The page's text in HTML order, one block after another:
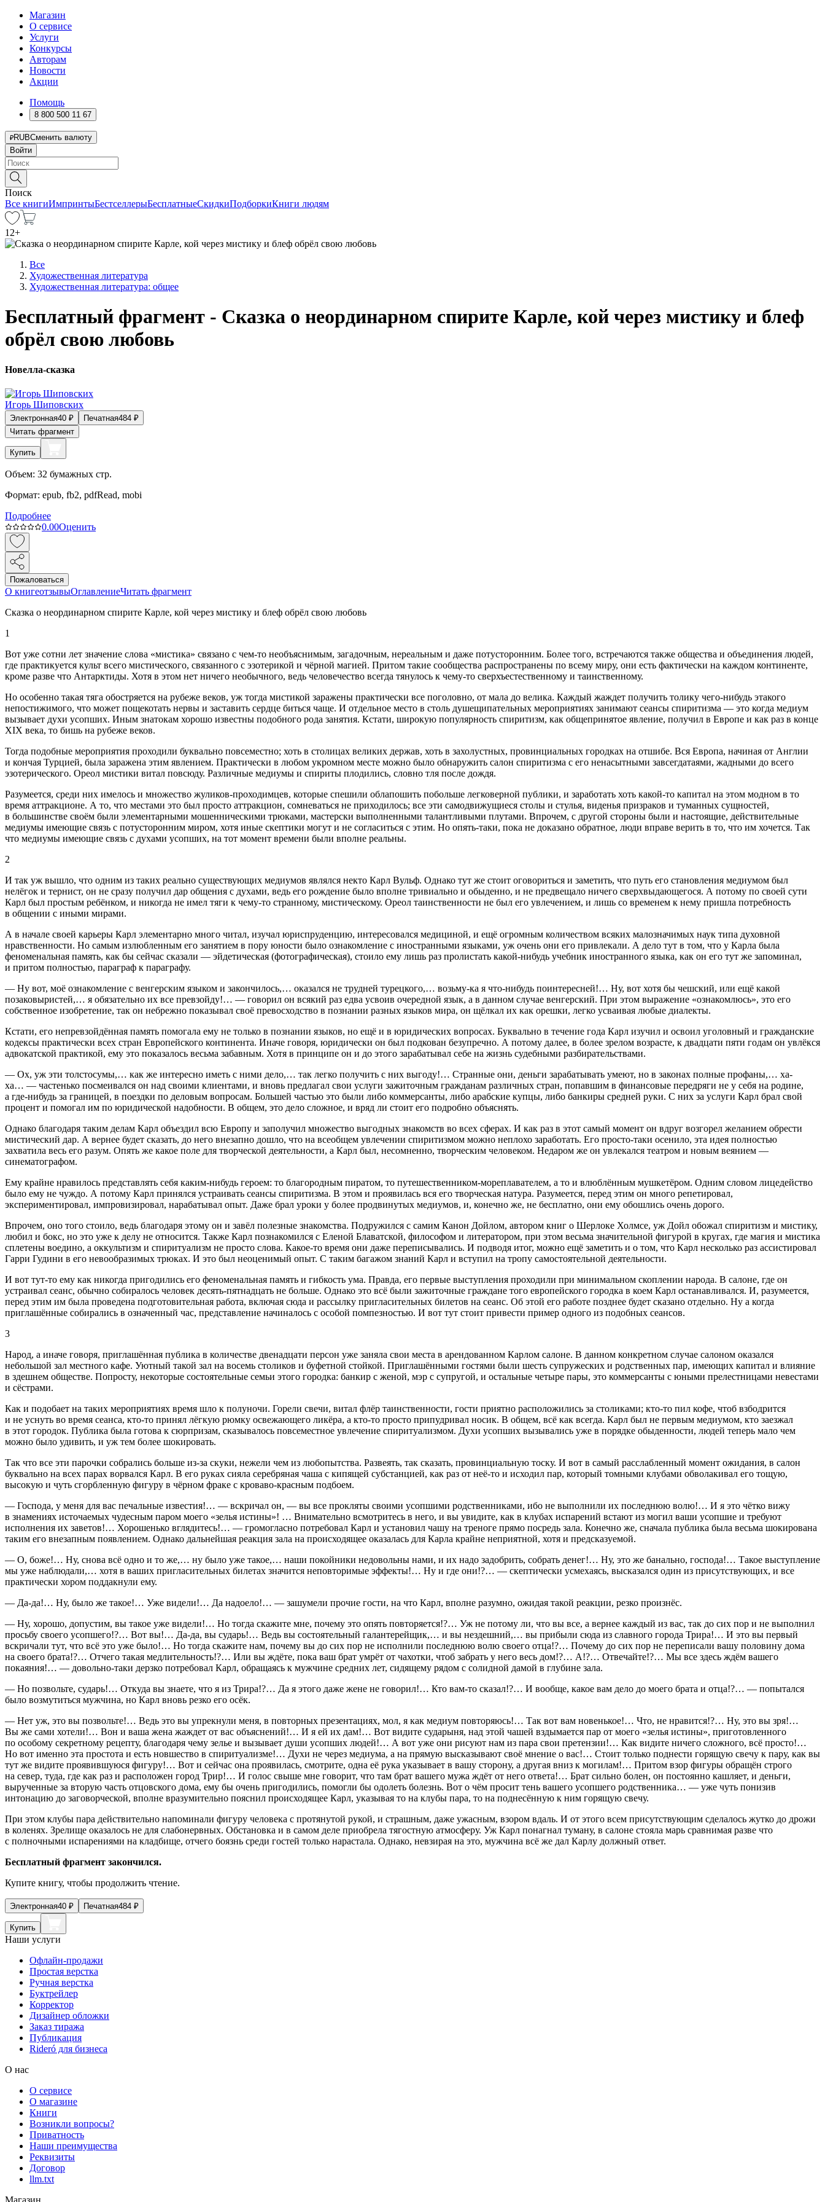
Магазин
О сервисе
Услуги
Конкурсы
Авторам
Новости
Акции
Помощь
8 800 500 11 67
RUBСменить валюту
Войти
Поиск
Все книгиИмпринтыБестселлерыБесплатныеСкидкиПодборкиКниги людям
12+
Все
Художественная литература
Художественная литература: общее
Бесплатный фрагмент - Сказка о неординарном спирите Карле, кой через мистику и блеф
обрёл свою любовь
Новелла-сказка
Игорь Шиповских
Электронная40 ₽ Печатная484 ₽
Читать фрагмент
Купить
Объем: 32 бумажных стр.
Формат: epub, fb2, pdfRead, mobi
Подробнее
0.00Оценить
Пожаловаться
О книгеотзывыОглавлениеЧитать фрагмент
Сказка о неординарном спирите Карле, кой через мистику и блеф обрёл свою любовь
1
Вот уже сотни лет значение слова «мистика» связано с чем-то необъяснимым, загадочным, нереальным и даже потусторонним. Более того, встречаются также общества и объединения людей,
где практикуется культ всего мистического, связанного с эзотерикой и чёрной магией. Притом такие сообщества распространены по всему миру, они есть фактически на каждом континенте,
кроме разве что Антарктиды. Хотя в этом нет ничего необычного, ведь человечество всегда тянулось к чему-то сверхъестественному и таинственному.
Но особенно такая тяга обостряется на рубеже веков, уж тогда мистикой заражены практически все поголовно, от мала до велика. Каждый жаждет получить толику чего-нибудь этакого
непостижимого, что может пощекотать нервы и заставить сердце биться чаще. И отдельное место в столь душещипательных мероприятиях занимают сеансы спиритизма — это когда медиум
вызывает духи усопших. Иным знатокам хорошо известны подобного рода занятия. Кстати, широкую популярность спиритизм, как общепринятое явление, получил в Европе и как раз в конце
XIX века, то бишь на рубеже веков.
Тогда подобные мероприятия проходили буквально повсеместно; хоть в столицах великих держав, хоть в захолустных, провинциальных городках на отшибе. Вся Европа, начиная от Англии
и кончая Турцией, была заражена этим явлением. Практически в любом укромном месте можно было обнаружить салон спиритизма с его ненасытными завсегдатаями, жадными до всего
эзотерического. Ореол мистики витал повсюду. Различные медиумы и спириты плодились, словно тля после дождя.
Разумеется, среди них имелось и множество жуликов-проходимцев, которые спешили облапошить побольше легковерной публики, и заработать хоть какой-то капитал на этом модном в то
время аттракционе. А то, что местами это был просто аттракцион, сомневаться не приходилось; все эти самодвижущиеся столы и стулья, виденья призраков и туманных сущностей,
в большинстве своём были элементарными мошенническими трюками, мастерски выполненными талантливыми плутами. Впрочем, с другой стороны были и настоящие, действительные
медиумы имеющие связь с потусторонним миром, хотя иные скептики могут и не согласиться с этим. Но опять-таки, пока не доказано обратное, люди вправе верить в то, что им хочется. Так
что медиумы имеющие связь с духами усопших, на тот момент времени были вполне реальны.
2
И так уж вышло, что одним из таких реально существующих медиумов являлся некто Карл Вульф. Однако тут же стоит оговориться и заметить, что путь его становления медиумом был
нелёгок и тернист, он не сразу получил дар общения с духами, ведь его рождение было вполне тривиально и обыденно, и не предвещало ничего сверхвыдающегося. А потому по своей сути
Карл был простым ребёнком, и никогда не имел тяги к чему-то странному, мистическому. Ореол таинственности не был его увлечением, и лишь со временем к нему пришла потребность
в общении с иными мирами.
А в начале своей карьеры Карл элементарно много читал, изучал юриспруденцию, интересовался медициной, и ещё огромным количеством всяких малозначимых наук типа духовной
нравственности. Но самым излюбленным его занятием в пору юности было ознакомление с иностранными языками, уж очень они его привлекали. А дело тут в том, что у Карла была
феноменальная память, как бы сейчас сказали — эйдетическая (фотографическая), стоило ему лишь раз пролистать какой-нибудь учебник иностранного языка, как он его тут же запоминал,
и притом полностью, параграф к параграфу.
— Ну вот, моё ознакомление с венгерским языком и закончилось,… оказался не трудней турецкого,… возьму-ка я что-нибудь поинтересней!… Ну, вот хотя бы чешский, или ещё какой
позаковыристей,… я обязательно их все превзойду!… — говорил он всякий раз едва усвоив очередной язык, а в данном случае венгерский. При этом выражение «ознакомлюсь», это его
собственное изобретение, так он небрежно показывал своё превосходство в познании разных языков мира, он щёлкал их как орешки, легко усваивая любые диалекты.
Кстати, его непревзойдённая память помогала ему не только в познании языков, но ещё и в юридических вопросах. Буквально в течение года Карл изучил и освоил уголовный и гражданские
кодексы практически всех стран Европейского континента. Иначе говоря, юридически он был подкован безупречно. А потому далее, в более зрелом возрасте, к двадцати пяти годам он увлёкся
адвокатской практикой, ему это показалось весьма забавным. Хотя в принципе он и до этого зарабатывал себе на жизнь судебными разбирательствами.
— Ох, уж эти толстосумы,… как же интересно иметь с ними дело,… так легко получить с них выгоду!… Странные они, деньги зарабатывать умеют, но в законах полные профаны,… ха-
ха… — частенько посмеивался он над своими клиентами, и вновь предлагал свои услуги зажиточным гражданам различных стран, попавшим в финансовые передряги не у себя на родине,
а где-нибудь за границей, в поездки по деловым вопросам. Большей частью это были либо коммерсанты, либо арабские купцы, либо банкиры средней руки. С них за услуги Карл брал свой
процент и помогал им по юридической надобности. В общем, это дело сложное, и вряд ли стоит его подробно объяснять.
Однако благодаря таким делам Карл объездил всю Европу и заполучил множество выгодных знакомств во всех сферах. И как раз в этот самый момент он вдруг возгорел желанием обрести
мистический дар. А вернее будет сказать, до него внезапно дошло, что на всеобщем увлечении спиритизмом можно неплохо заработать. Его просто-таки осенило, эта идея полностью
захватила весь его разум. Опять же какое поле для творческой деятельности, а Карл был, несомненно, творческим человеком. Недаром же он увлекался театром и новым веянием —
синематографом.
Ему крайне нравилось представлять себя каким-нибудь героем: то благородным пиратом, то путешественником-мореплавателем, а то и влюблённым мушкетёром. Одним словом лицедейство
было ему не чуждо. А потому Карл принялся устраивать сеансы спиритизма. В этом и проявилась вся его творческая натура. Разумеется, перед этим он много репетировал,
экспериментировал, импровизировал, нарабатывал опыт. Даже брал уроки у более продвинутых медиумов, и, конечно же, не бесплатно, они ему обошлись очень дорого.
Впрочем, оно того стоило, ведь благодаря этому он и завёл полезные знакомства. Подружился с самим Канон Дойлом, автором книг о Шерлоке Холмсе, уж Дойл обожал спиритизм и мистику,
любил и бокс, но это уже к делу не относится. Также Карл познакомился с Еленой Блаватской, философом и литератором, при этом весьма значительной фигурой в кругах, где магия и мистика
сплетены воедино, а оккультизм и спиритуализм не просто слова. Какое-то время они даже переписывались. И подводя итог, можно ещё заметить и о том, что Карл несколько раз ассистировал
Гарри Гудини в его невообразимых трюках. И это был неоценимый опыт. С таким багажом знаний Карл и вступил на тропу самостоятельной деятельности.
И вот тут-то ему как никогда пригодились его феноменальная память и гибкость ума. Правда, его первые выступления проходили при минимальном скоплении народа. В салоне, где он
устраивал сеанс, обычно собиралось человек десять-пятнадцать не больше. Однако это всё были зажиточные граждане того европейского городка в коем Карл останавливался. И, разумеется,
перед этим им была проведена подготовительная работа, включая сюда и рассылку пригласительных билетов на сеанс. Об этой его работе позднее будет сказано отдельно. Ну а когда
приглашённые собирались в означенный час, представление начиналось с особой помпезностью. И вот тут стоит привести пример одного из подобных сеансов.
3
Народ, а иначе говоря, приглашённая публика в количестве двенадцати персон уже заняла свои места в арендованном Карлом салоне. В данном конкретном случае салоном оказался
небольшой зал местного кафе. Уютный такой зал на восемь столиков и буфетной стойкой. Приглашёнными гостями были шесть супружеских и родственных пар, имеющих капитал и влияние
в здешнем обществе. Попросту, некоторые состоятельные семьи этого городка: банкир с женой, мэр с супругой, и остальные четыре пары, это коммерсанты с юными прелестницами невестами
и сёстрами.
Как и подобает на таких мероприятиях время шло к полуночи. Горели свечи, витал флёр таинственности, гости приятно расположились за столиками; кто-то пил кофе, чтоб взбодрится
и не уснуть во время сеанса, кто-то принял лёгкую рюмку освежающего ликёра, а кто-то просто припудривал носик. В общем, всё как всегда. Карл был не первым медиумом, кто заезжал
в этот городок. Публика была готова к сюрпризам, сказывалось повсеместное увлечение спиритуализмом. Духи усопших вызывались уже в порядке обыденности, людей теперь мало чем
можно было удивить, и уж тем более шокировать.
Так что все эти парочки собрались больше из-за скуки, нежели чем из любопытства. Развеять, так сказать, провинциальную тоску. И вот в самый расслабленный момент ожидания, в салон
буквально на всех парах ворвался Карл. В его руках сияла серебряная чаша с кипящей субстанцией, как раз от неё-то и исходил пар, который томными клубами обволакивал его тощую,
высокую и чуть сгорбленную фигуру в чёрном фраке с кроваво-красным подбоем.
— Господа, у меня для вас печальные известия!… — вскричал он, — вы все прокляты своими усопшими родственниками, ибо не выполнили их последнюю волю!… И я это чётко вижу
в знамениях источаемых чудесным паром моего «зелья истины»! … Внимательно всмотритесь в него, и вы увидите, как в клубах испарений встают из могил ваши усопшие и требуют
исполнения их заветов!… Хорошенько вглядитесь!… — громогласно потребовал Карл и установил чашу на треноге прямо посредь зала. Конечно же, сначала публика была весьма шокирована
таким его внезапным появлением. Однако дальнейшая реакция зала на происходящее оказалась для Карла крайне неприятной, хотя и предсказуемой.
— О, боже!… Ну, снова всё одно и то же,… ну было уже такое,… наши покойники недовольны нами, и их надо задобрить, собрать денег!… Ну, это же банально, господа!… Такое выступление
мы уже наблюдали,… хотя в ваших пригласительных билетах значится неповторимые эффекты!… Ну и где они!?… — скептически усмехаясь, высказался один из присутствующих, и все
практически хором поддакнули ему.
— Да-да!… Ну, было же такое!… Уже видели!… Да надоело!… — зашумели прочие гости, на что Карл, вполне разумно, ожидая такой реакции, резко произнёс.
— Ну, хорошо, допустим, вы такое уже видели!… Но тогда скажите мне, почему это опять повторяется!?… Уж не потому ли, что вы все, а вернее каждый из вас, так до сих пор и не выполнил
просьбу своего усопшего!?… Вот вы!… Да-да, вы сударь!… Ведь вы состоятельный галантерейщик,… и вы нездешний,… вы прибыли сюда из славного города Трира!… И это вы первый
вскричали тут, что всё это уже было!… Но тогда скажите нам, почему вы до сих пор не исполнили последнюю волю своего отца!?… Почему до сих пор не переписали вашу половину дома
на своего брата!?… Отчего такая медлительность!?… Или вы ждёте, пока ваш брат умрёт от чахотки, чтоб забрать у него весь дом!?… А!?… Отвечайте!?… Мы все здесь ждём вашего
покаяния!… — довольно-таки дерзко потребовал Карл, обращаясь к мужчине средних лет, сидящему рядом с солидной дамой в глубине зала.
— Но позвольте, сударь!… Откуда вы знаете, что я из Трира!?… Да я этого даже жене не говорил!… Кто вам-то сказал!?… И вообще, какое вам дело до моего брата и отца!?… — попытался
было возмутиться мужчина, но Карл вновь резко его осёк.
— Нет уж, это вы позвольте!… Ведь это вы упрекнули меня, в повторных презентациях, мол, я как медиум повторяюсь!… Так вот вам новенькое!… Что, не нравится!?… Ну, это вы зря!…
Вы же сами хотели!… Вон и ваша жена жаждет от вас объяснений!… И я ей их дам!… Вот видите сударыня, над этой чашей вздымается пар от моего «зелья истины», приготовленного
по особому секретному рецепту, благодаря чему зелье и вызывает души усопших людей!… А вот уже они рисуют нам из пара свои претензии!… Как видите ничего сложного, всё просто!…
Но вот именно эта простота и есть новшество в спиритуализме!… Духи не через медиума, а на прямую высказывают своё мнение о вас!… Стоит только поднести горящую свечу к пару, как вы
тут же видите проявившуюся фигуру!… Вот и сейчас она проявилась, смотрите, одна её рука указывает в вашу сторону, а другая вниз к могилам!… Притом взор фигуры обращён строго
на север, туда, где как раз и расположен город Трир!… И голос свыше мне говорит, что там брат вашего мужа ждёт от него ответа!… Брат сильно болен, он постоянно кашляет, и деньги,
вырученные за вторую часть отцовского дома, ему бы очень пригодились, помогли бы одолеть болезнь. Вот о чём просит тень вашего усопшего родственника… — уже чуть понизив
интонацию до заговорческой, вполне вразумительно пояснил происходящее Карл, указывая то на клубы пара, то на поднесённую к ним горящую свечу.
При этом клубы пара действительно напоминали фигуру человека с протянутой рукой, и страшным, даже ужасным, взором вдаль. И от этого всем присутствующим сделалось жутко до дрожи
в коленях. Зрелище оказалось не для слабонервных. Обстановка и в самом деле приобрела тягостную атмосферу. Уж Карл понагнал туману, в салоне стояла марь сравнимая разве что
с полночными испарениями на кладбище, отчего боязнь среди гостей только нарастала. Однако, невзирая на это, мужчина всё же дал Карлу должный ответ.
Бесплатный фрагмент закончился.
Купите книгу, чтобы продолжить чтение.
Электронная40 ₽ Печатная484 ₽
Купить
Наши услуги
Офлайн-продажи
Простая верстка
Ручная верстка
Буктрейлер
Корректор
Дизайнер обложки
Заказ тиража
Публикация
Rideró для бизнеса
О нас
О сервисе
О магазине
Книги
Возникли вопросы?
Приватность
Наши преимущества
Реквизиты
Договор
llm.txt